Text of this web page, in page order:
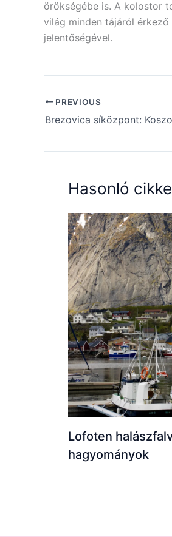
örökségébe is. A kolostor
világ minden tájáról
jelentőségével.
PREVIOUS
Hasonló
Lofoten
hagyományok